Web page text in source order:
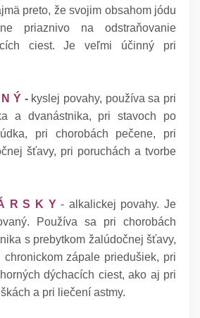
preto, že svojim obsahom jódu
priaznivo na odstraňovanie
ciest. Je veľmi účinný pri
Ý - kyslej povahy, používa sa pri
a dvanástnika, pri stavoch po
pri chorobách pečene, pri
šťavy, pri poruchách a tvorbe
R S K Y- alkalickej povahy. Je
Používa sa pri chorobách
s prebytkom žalúdočnej šťavy,
zápale priedušiek, pri
dýchacích ciest, ako aj pri
a pri liečení astmy.